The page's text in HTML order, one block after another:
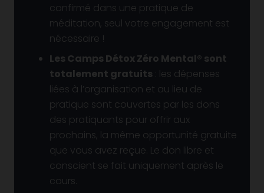
confirmé dans une pratique de
méditation, seul votre engagement est
nécessaire !
Les Camps Détox Zéro Mental® sont
totalement gratuits : les dépenses
liées à l’organisation et au lieu de
pratique sont couvertes par les dons
des pratiquants pour offrir aux
prochains, la même opportunité gratuite
que vous avez reçue. Le don libre et
conscient se fait uniquement après le
cours.